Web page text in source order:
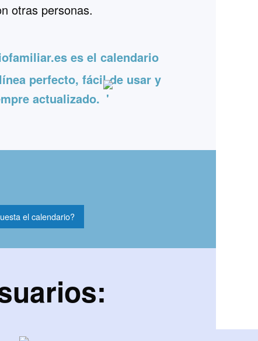
otras personas.
es el calendario
perfecto, fácil de usar y
actualizado.
el calendario?